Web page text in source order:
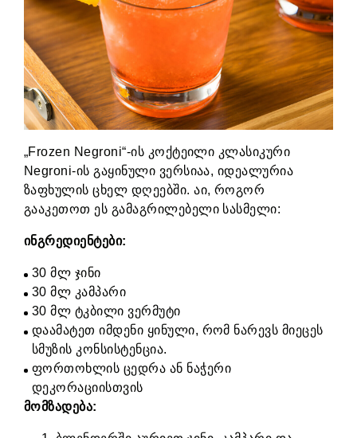
„Frozen Negroni“-ის კოქტეილი კლასიკური
Negroni-ის გაყინული ვერსიაა, იდეალურია
ზაფხულის ცხელ დღეებში. აი, როგორ
გააკეთოთ ეს გამაგრილებელი სასმელი:
ინგრედიენტები:
30 მლ ჯინი
30 მლ კამპარი
30 მლ ტკბილი ვერმუტი
დაამატეთ იმდენი ყინული, რომ ნარევს მიეცეს
სმუზის კონსისტენცია.
ფორთოხლის ცედრა ან ნაჭერი
დეკორაციისთვის
მომზადება: